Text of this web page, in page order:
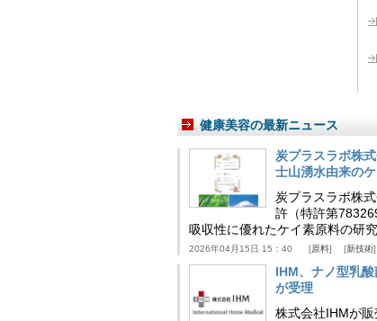
健康美容の最新ニュース
炭プラスラボ株
士山湧水由来の
炭プラスラボ株
許（特許第
吸収性に優れたケイ素原料の研
2026年04月15日 15：40 原料 新技術
IHM、ナノ型乳
が受理
株式会社IHMが